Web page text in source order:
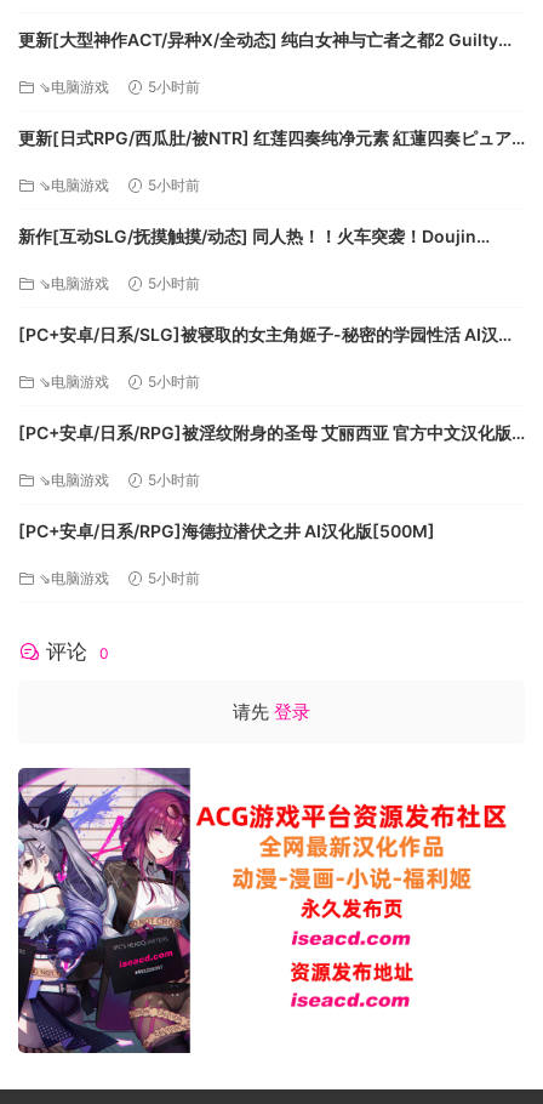
更新[大型神作ACT/异种X/全动态] 纯白女神与亡者之都2 Guilty
⇘电脑游戏 5小时前
更新[日式RPG/西瓜肚/被NTR] 红莲四奏纯净元素 紅蓮四奏ピュア
⇘电脑游戏 5小时前
新作[互动SLG/抚摸触摸/动态] 同人热！！火车突袭！Doujin
⇘电脑游戏 5小时前
[PC+安卓/日系/SLG]被寝取的女主角姬子-秘密的学园性活 AI汉化
⇘电脑游戏 5小时前
[PC+安卓/日系/RPG]被淫纹附身的圣母 艾丽西亚 官方中文汉化版
⇘电脑游戏 5小时前
[PC+安卓/日系/RPG]海德拉潜伏之井 AI汉化版[500M]
⇘电脑游戏 5小时前
评论 0
请先 登录